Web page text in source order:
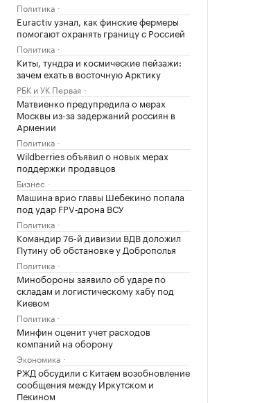
Политика
Euractiv узнал, как финские фермеры
помогают охранять границу с Россией
Политика
Киты, тундра и космические пейзажи:
зачем ехать в восточную Арктику
РБК и УК Первая
Матвиенко предупредила о мерах
Москвы из-за задержаний россиян в
Армении
Политика
Wildberries объявил о новых мерах
поддержки продавцов
Бизнес
Машина врио главы Шебекино попала
под удар FPV‑дрона ВСУ
Политика
Командир 76-й дивизии ВДВ доложил
Путину об обстановке у Доброполья
Политика
Минобороны заявило об ударе по
складам и логистическому хабу под
Киевом
Политика
Минфин оценит учет расходов
компаний на оборону
Экономика
РЖД обсудили с Китаем возобновление
сообщения между Иркутском и
Пекином